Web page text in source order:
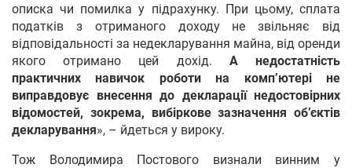
описка чи помилка у підрахунку. При цьому, сплата
податків з отриманого доходу не звільняє від
відповідальності за недекларування майна, від оренди
якого отримано цей дохід. А недостатність
практичних навичок роботи на комп’ютері не
виправдовує внесення до декларації недостовірних
відомостей, зокрема, вибіркове зазначення об’єктів
декларування», – йдеться у вироку.
Тож Володимира Постового визнали винним у